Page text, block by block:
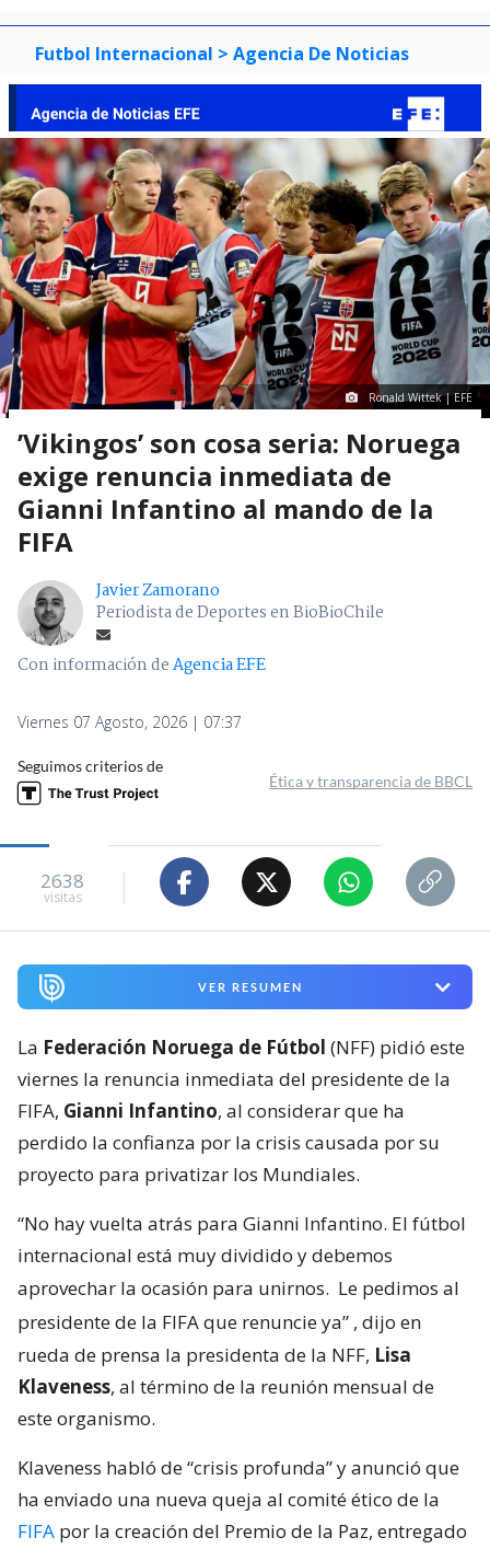
Futbol Internacional > Agencia De Noticias
Ronald Wittek | EFE
’Vikingos’ son cosa seria: Noruega
exige renuncia inmediata de
Gianni Infantino al mando de la
FIFA
Javier Zamorano
Periodista de Deportes en BioBioChile
Con información deAgencia EFE
Viernes 07 Agosto, 2026 | 07:37
Seguimos criterios de
Ética y transparencia de BBCL
2638
visitas
VER RESUMEN
La Federación Noruega de Fútbol (NFF) pidió este
viernes la renuncia inmediata del presidente de la
FIFA, Gianni Infantino, al considerar que ha
perdido la confianza por la crisis causada por su
proyecto para privatizar los Mundiales.
“No hay vuelta atrás para Gianni Infantino. El fútbol
internacional está muy dividido y debemos
aprovechar la ocasión para unirnos. Le pedimos al
presidente de la FIFA que renuncie ya” , dijo en
rueda de prensa la presidenta de la NFF, Lisa
Klaveness, al término de la reunión mensual de
este organismo.
Klaveness habló de “crisis profunda” y anunció que
ha enviado una nueva queja al comité ético de la
FIFA por la creación del Premio de la Paz, entregado